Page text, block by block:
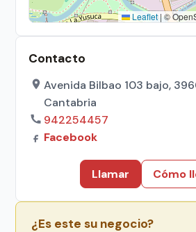
Leaflet | ©
Contacto
Avenida Bilbao 103 bajo,
Cantabria
942254457
Facebook
Llamar Cómo
¿Es este su negocio?